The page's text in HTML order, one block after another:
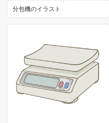
分包機のイラスト